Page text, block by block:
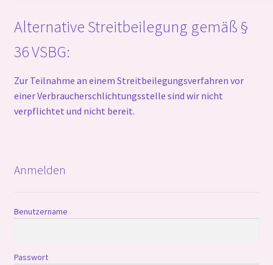
Alternative Streitbeilegung gemäß §
36 VSBG:
Zur Teilnahme an einem Streitbeilegungsverfahren vor
einer Verbraucherschlichtungsstelle sind wir nicht
verpflichtet und nicht bereit.
Anmelden
Benutzername
Passwort